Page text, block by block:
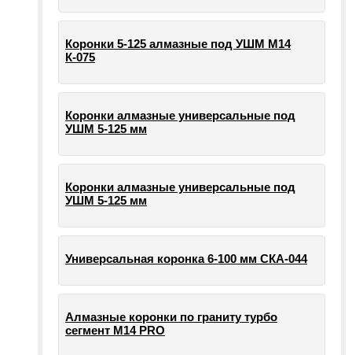
Коронки 5-125 алмазные под УШМ М14
К-075
Коронки алмазные универсальные под
УШМ 5-125 мм
Коронки алмазные универсальные под
УШМ 5-125 мм
Универсальная коронка 6-100 мм СКА-044
Алмазные коронки по граниту турбо
сегмент М14 PRO